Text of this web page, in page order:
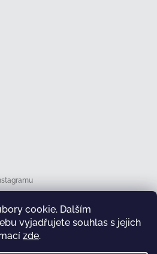
cookie. Dalším
vyjadřujete souhlas s jejich
zde.